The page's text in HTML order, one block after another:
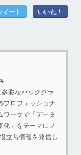
イート いいね！
彩なバックグラ
プロフェッショナ
ワークで「データ
化」をテーマにノ
立ち情報を発信し